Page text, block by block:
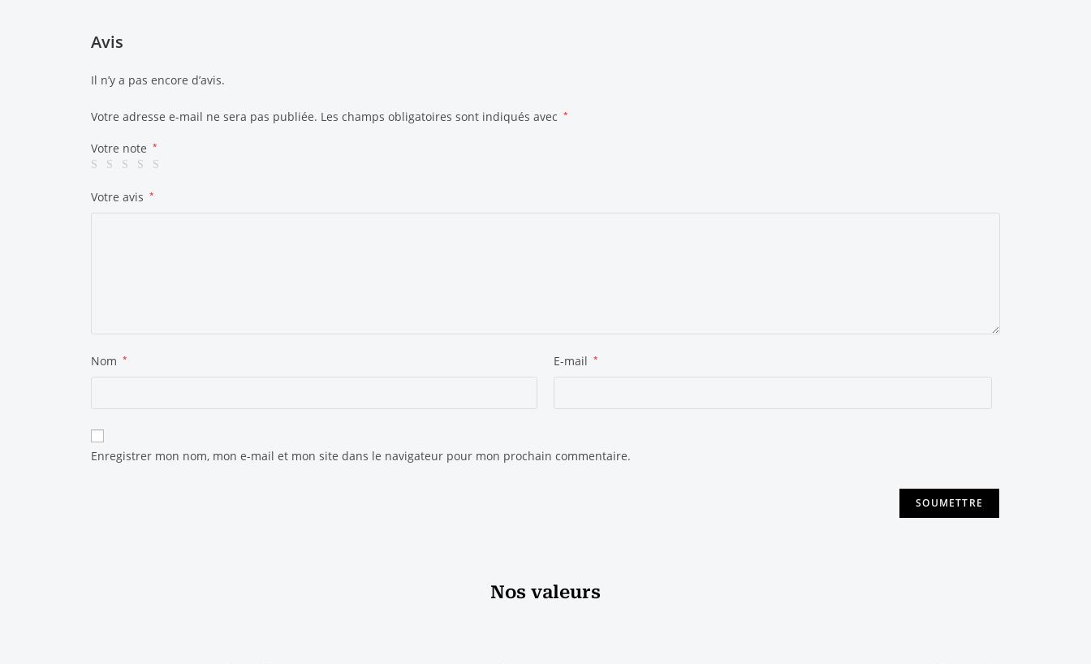
Avis
Il n’y a pas encore d’avis.
Votre adresse e-mail ne sera pas publiée. Les champs obligatoires sont indiqués avec *
Votre note *
Votre avis *
Nom * E-mail *
Enregistrer mon nom, mon e-mail et mon site dans le navigateur pour mon prochain commentaire.
Nos valeurs